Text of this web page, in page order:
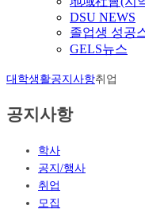
DSU NEWS
졸업생 성공
GELS뉴스
대학생활공지사항취업
공지사항
학사
공지/행사
취업
모집